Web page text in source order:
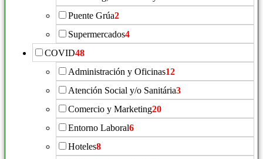
Puente Grúa2
Supermercados4
COVID48
Administración y Oficinas12
Atención Social y/o Sanitária3
Comercio y Marketing20
Entorno Laboral6
Hoteles8